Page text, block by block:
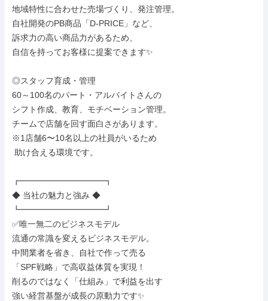
地域特性に合わせた売場づくり、発注管理。
自社開発のPB商品「D-PRICE」など、
訴求力の高い商品力があるため、
自信を持ってお客様に提案できます✨
◎スタッフ育成・管理
60～100名のパート・アルバイトさんの
シフト作成、教育、モチベーション管理。
チームで店舗を回す面白さがあります。
※1店舗6〜10名以上の社員がいるため
┏━━━━━━━━━━┓
◆ 当社の魅力と強み ◆
┗━━━━━━━━━━┛
✅唯一無二のビジネスモデル
流通の常識を変えるビジネスモデル。
中間業者を省き、自社で作って売る
「SPF戦略」で高収益体質を実現！
削るのではなく「仕組み」で利益を出す
強い経営基盤が成長の原動力です✨